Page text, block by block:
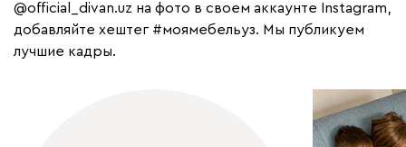
@official_divan.uz на фото в своем аккаунте Instagram,
добавляйте хештег #моямебельуз. Мы публикуем
лучшие кадры.